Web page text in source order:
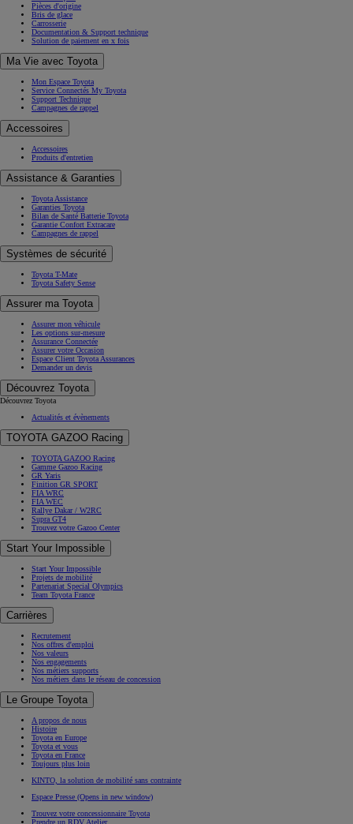
Pièces d'origine
Bris de glace
Carrosserie
Documentation & Support technique
Solution de paiement en x fois
Ma Vie avec Toyota
Mon Espace Toyota
Service Connectés My Toyota
Support Technique
Campagnes de rappel
Accessoires
Accessoires
Produits d'entretien
Assistance & Garanties
Toyota Assistance
Garanties Toyota
Bilan de Santé Batterie Toyota
Garantie Confort Extracare
Campagnes de rappel
Systèmes de sécurité
Toyota T-Mate
Toyota Safety Sense
Assurer ma Toyota
Assurer mon véhicule
Les options sur-mesure
Assurance Connectée
Assurer votre Occasion
Espace Client Toyota Assurances
Demander un devis
Découvrez Toyota
Découvrez Toyota
Actualités et évènements
TOYOTA GAZOO Racing
TOYOTA GAZOO Racing
Gamme Gazoo Racing
GR Yaris
Finition GR SPORT
FIA WRC
FIA WEC
Rallye Dakar / W2RC
Supra GT4
Trouvez votre Gazoo Center
Start Your Impossible
Start Your Impossible
Projets de mobilité
Partenariat Special Olympics
Team Toyota France
Carrières
Recrutement
Nos offres d'emploi
Nos valeurs
Nos engagements
Nos métiers supports
Nos métiers dans le réseau de concession
Le Groupe Toyota
A propos de nous
Histoire
Toyota en Europe
Toyota et vous
Toyota en France
Toujours plus loin
KINTO, la solution de mobilité sans contrainte
Espace Presse (Opens in new window)
Trouvez votre concessionnaire Toyota
Prendre un RDV Atelier